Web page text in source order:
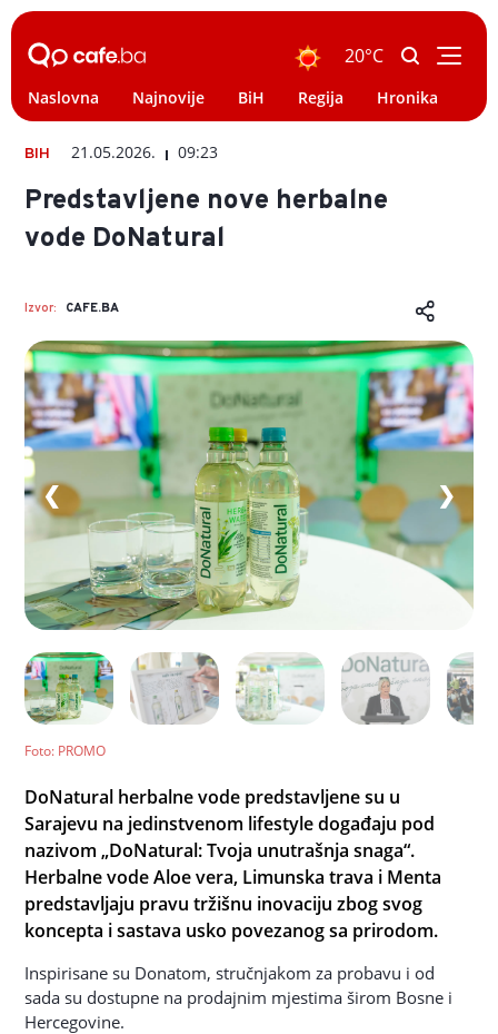
20°C
Naslovna Najnovije BiH Regija Hronika
BIH 21.05.2026. 09:23
Predstavljene nove herbalne
vode DoNatural
Izvor: CAFE.BA
❮ ❯
Foto: PROMO
DoNatural herbalne vode predstavljene su u
Sarajevu na jedinstvenom lifestyle događaju pod
nazivom „DoNatural: Tvoja unutrašnja snaga“.
Herbalne vode Aloe vera, Limunska trava i Menta
predstavljaju pravu tržišnu inovaciju zbog svog
koncepta i sastava usko povezanog sa prirodom.
Inspirisane su Donatom, stručnjakom za probavu i od
sada su dostupne na prodajnim mjestima širom Bosne i
Hercegovine.